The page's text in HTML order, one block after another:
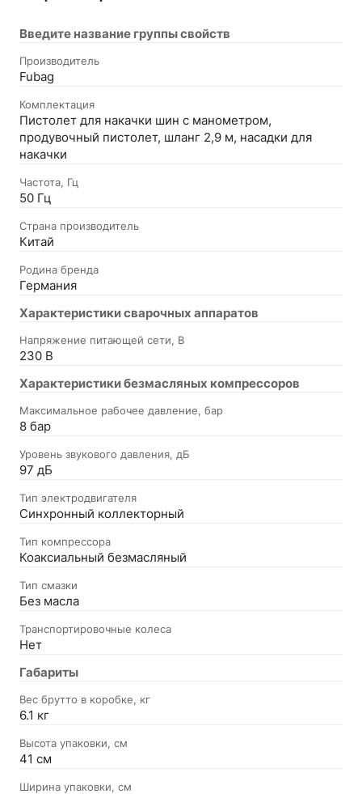
Введите название группы свойств
Производитель
Fubag
Комплектация
Пистолет для накачки шин с манометром,
продувочный пистолет, шланг 2,9 м, насадки для
накачки
Частота, Гц
50 Гц
Страна производитель
Китай
Родина бренда
Германия
Характеристики сварочных аппаратов
Напряжение питающей сети, В
230 В
Характеристики безмасляных компрессоров
Максимальное рабочее давление, бар
8 бар
Уровень звукового давления, дБ
97 дБ
Тип электродвигателя
Синхронный коллекторный
Тип компрессора
Коаксиальный безмасляный
Тип смазки
Без масла
Транспортировочные колеса
Нет
Габариты
Вес брутто в коробке, кг
6.1 кг
Высота упаковки, см
41 см
Ширина упаковки, см